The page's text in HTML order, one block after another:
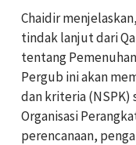
Chaidir
tindak lanjut dari
tentang
Pergub ini akan
dan kriteria (NSPK)
Organisasi
perencanaan,